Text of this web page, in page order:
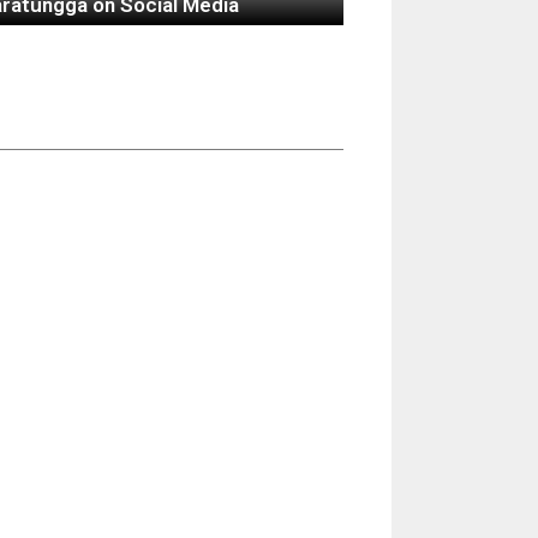
on Social Media